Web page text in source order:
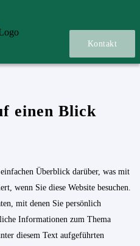
Kontakt
einen Blick
Überblick darüber, was mit
wenn Sie diese Website besuchen.
mit denen Sie persönlich
Informationen zum Thema
diesem Text aufgeführten